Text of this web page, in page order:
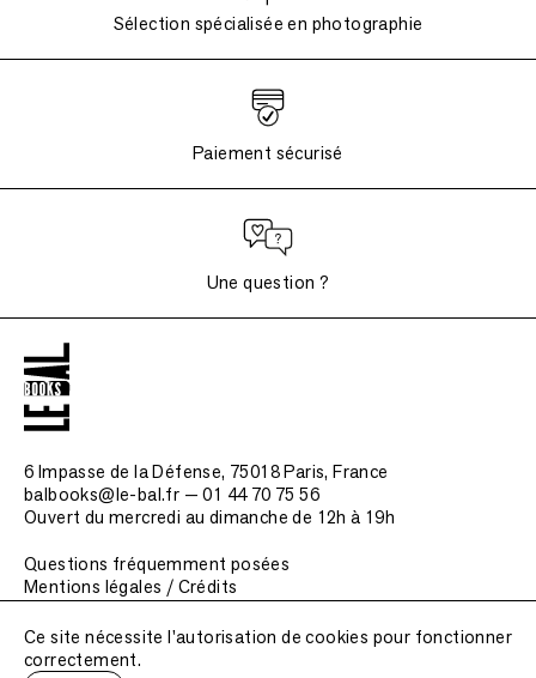
Sélection spécialisée en photographie
Paiement sécurisé
Une question ?
6 Impasse de la Défense, 75018 Paris, France
balbooks@le-bal.fr — 01 44 70 75 56
Ouvert du mercredi au dimanche de 12h à 19h
Questions fréquemment posées
Mentions légales / Crédits
Soumettre une publication
Ce site nécessite l'autorisation de cookies pour fonctionner
correctement.